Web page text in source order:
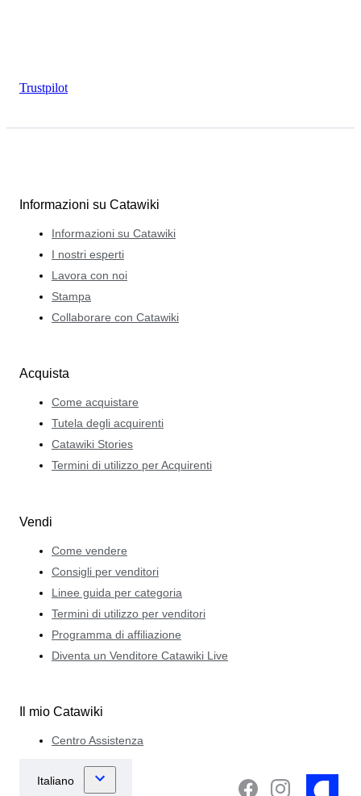
Trustpilot
Informazioni su Catawiki
Informazioni su Catawiki
I nostri esperti
Lavora con noi
Stampa
Collaborare con Catawiki
Acquista
Come acquistare
Tutela degli acquirenti
Catawiki Stories
Termini di utilizzo per Acquirenti
Vendi
Come vendere
Consigli per venditori
Linee guida per categoria
Termini di utilizzo per venditori
Programma di affiliazione
Diventa un Venditore Catawiki Live
Il mio Catawiki
Centro Assistenza